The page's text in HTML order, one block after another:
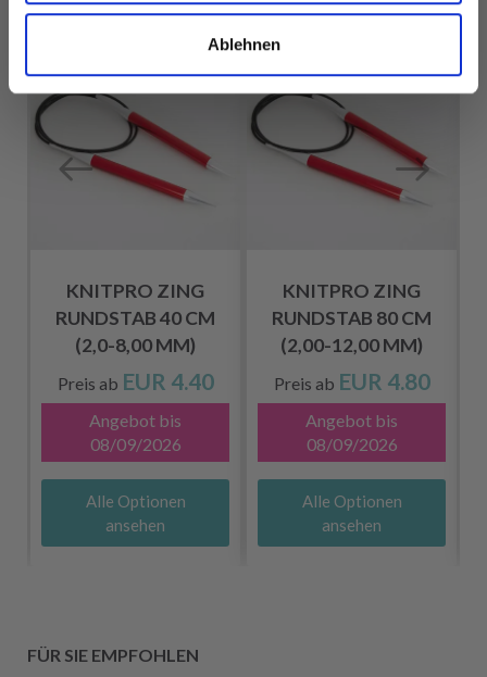
Ablehnen
ANDERE HABEN SICH AUCH ANGESEHEN
KNITPRO ZING
RUNDSTAB 40 CM
(2,0-8,00 MM)
Preis ab EUR 4.40
Angebot bis
08/09/2026
Alle Optionen
ansehen
KNITPRO ZING
RUNDSTAB 80 CM
(2,00-12,00 MM)
Preis ab EUR 4.80
Angebot bis
08/09/2026
Alle Optionen
ansehen
FÜR SIE EMPFOHLEN